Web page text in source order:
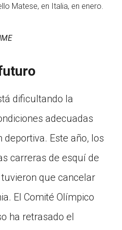
Matese, en Italia, en enero.
dificultando la
adecuadas
Este año, los
carreras de esquí de
que cancelar
El Comité Olímpico
ha retrasado el